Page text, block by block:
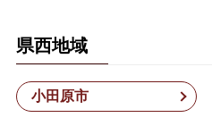
県西地域
小田原市